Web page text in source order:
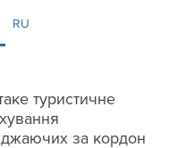
RU
туристичне
за кордон